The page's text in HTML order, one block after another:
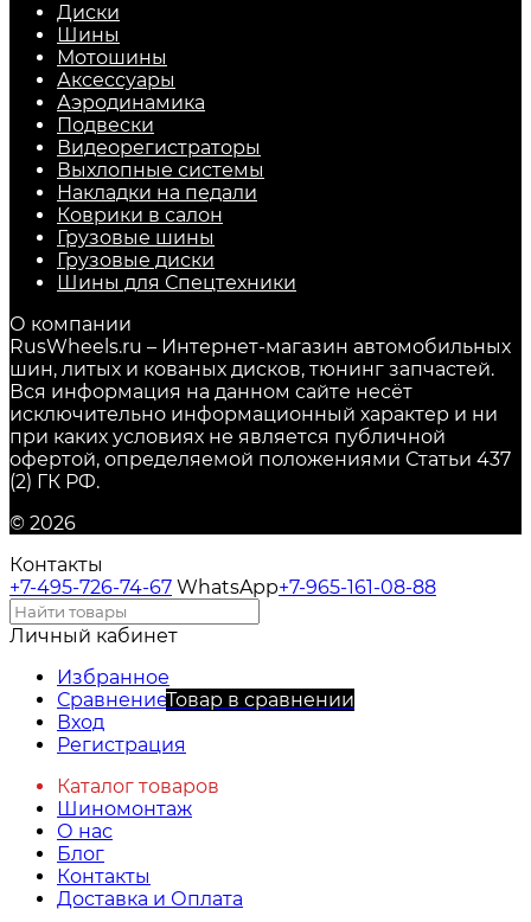
Диски
Шины
Мотошины
Аксессуары
Аэродинамика
Подвески
Видеорегистраторы
Выхлопные системы
Накладки на педали
Коврики в салон
Грузовые шины
Грузовые диски
Шины для Спецтехники
О компании
RusWheels.ru – Интернет-магазин автомобильных
шин, литых и кованых дисков, тюнинг запчастей.
Вся информация на данном сайте несёт
исключительно информационный характер и ни
при каких условиях не является публичной
офертой, определяемой положениями Статьи 437
(2) ГК РФ.
© 2026
Контакты
+7-495-726-74-67 WhatsApp+7-965-161-08-88
Личный кабинет
Избранное
СравнениеТовар в сравнении
Вход
Регистрация
Каталог товаров
Шиномонтаж
О нас
Блог
Контакты
Доставка и Оплата